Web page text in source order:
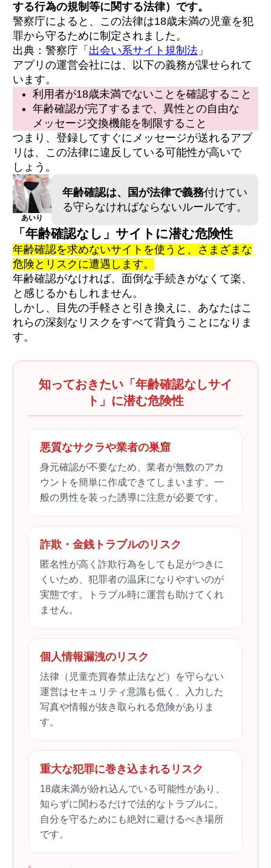
PATOLO（パトロ）｜交際クラブが運営元
SugarDaddy（シュガーダディ）｜本人確認強
化でハイスペック層に人気
Paddy（パディ）｜警察への届出済みで信頼性
が高い
年齢確認をすると自宅に郵便物は届きます
か？
画像を加工アプリで編集して提出してもいい
ですか？
他人（家族や友人）の身分証を借りてもバレ
ませんか？
する行為の規制等に関する法律）です。
警察庁によると、この法律は18歳未満の児童を犯
罪から守るために制定されました。
出典：警察庁「 出会い系サイト規制法」
アプリの運営会社には、以下の義務が課せられて
います。
利用者が18歳未満でないことを確認すること
年齢確認が完了するまで、異性との自由な
メッセージ交換機能を制限すること
つまり、登録してすぐにメッセージが送れるアプ
リは、この法律に違反している可能性が高いで
しょう。
あいり
年齢確認は、国が法律で義務付けてい
る守らなければならないルールです。
「年齢確認なし」サイトに潜む危険性
年齢確認を求めないサイトを使うと、さまざまな
危険とリスクに遭遇します。
年齢確認がなければ、面倒な手続きがなくて楽、
と感じるかもしれません。
しかし、目先の手軽さと引き換えに、あなたはこ
れらの深刻なリスクをすべて背負うことになりま
す。
知っておきたい「年齢確認なしサイ
ト」に潜む危険性
悪質なサクラや業者の巣窟
身元確認が不要なため、業者が無数のアカ
ウントを簡単に作成できてしまいます。一
般の男性を装った誘導に注意が必要です。
詐欺・金銭トラブルのリスク
匿名性が高く詐欺行為をしても足がつきに
くいため、犯罪者の温床になりやすいのが
実態です。トラブル時に運営も助けてくれ
ません。
個人情報漏洩のリスク
法律（児童売買春禁止法など）を守らない
運営はセキュリティ意識も低く、入力した
写真や情報が抜き取られる危険がありま
す。
重大な犯罪に巻き込まれるリスク
18歳未満が紛れ込んでいる可能性があり、
知らずに関わるだけで法的なトラブルに。
自分を守るためにも絶対に避けるべき場所
です。